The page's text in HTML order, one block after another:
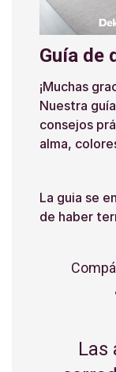
Guía de
¡Muchas
Nuestra
consejos
alma,
La guia se
de haber
Las